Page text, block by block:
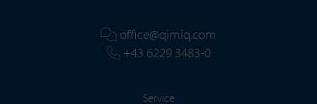
office@qimiq.com
+43 6229 3483-0
Service